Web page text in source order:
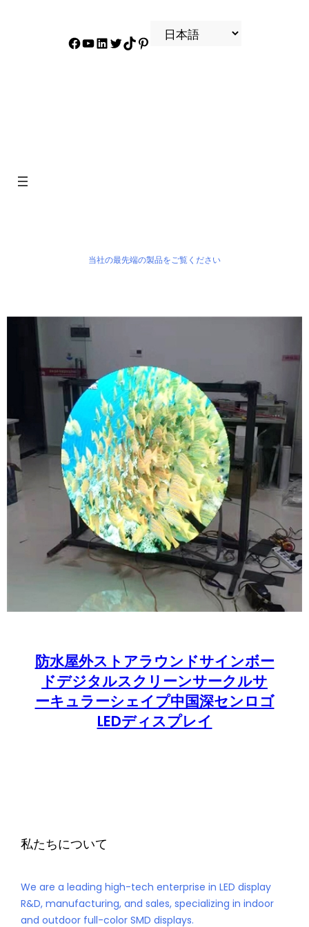
フェイスブックYouTube
リンクトインツイッターティクトクピンタレスト
当社の最先端の製品をご覧ください
防水屋外ストアラウンドサインボー
ドデジタルスクリーンサークルサ
ーキュラーシェイプ中国深センロゴ
LEDディスプレイ
私たちについて
We are a leading high-tech enterprise in LED display
R&D, manufacturing, and sales, specializing in indoor
and outdoor full-color SMD displays.